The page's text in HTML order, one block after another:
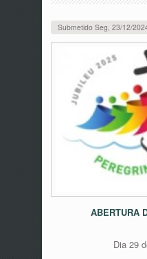
Submetido Seg, 23/12/
ABERTURA
Dia 29